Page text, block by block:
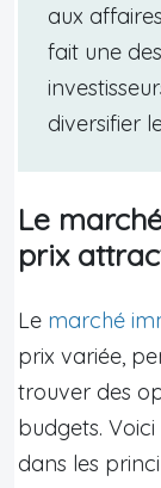
aux
fait une
diversifier
Le
prix
Le marché
prix variée,
trouver des
budgets.
dans les